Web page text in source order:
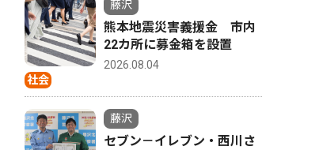
社会
藤沢
熊本地震災害義援金 市内
22カ所に募金箱を設置
2026.08.04
藤沢
セブン－イレブン・西川さ